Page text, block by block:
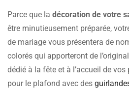
Parce que la décoration de votre
être minutieusement préparée,
de mariage vous présentera de
colorés qui apporteront de
dédié à la fête et à l’accueil de vos
pour le plafond avec des